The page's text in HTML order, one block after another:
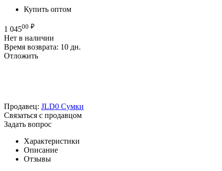
Купить оптом
1 04500 ₽
Нет в наличии
Время возврата: 10 дн.
Отложить
Продавец: JLD0 Сумки
Связаться с продавцом
Задать вопрос
Характеристики
Описание
Отзывы